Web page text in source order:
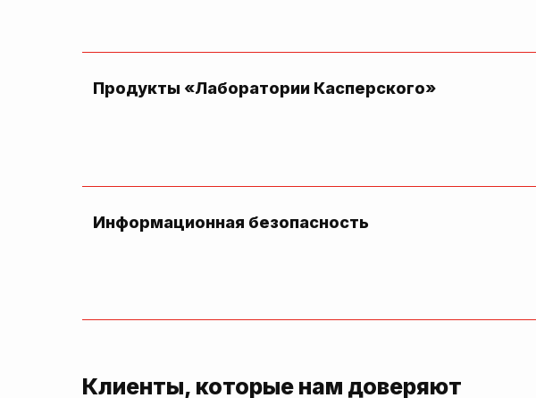
Продукты «Лаборатории Касперского»
Информационная безопасность
Клиенты, которые нам доверяют